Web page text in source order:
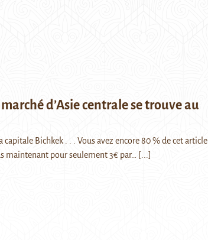
d’Asie centrale se trouve au
Bichkek . . . Vous avez encore 80 % de cet article
maintenant pour seulement 3€ par…
[...]